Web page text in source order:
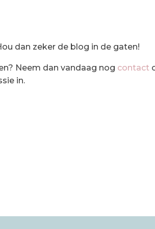
dan zeker de blog in de gaten!
Neem dan vandaag nog contact
in.